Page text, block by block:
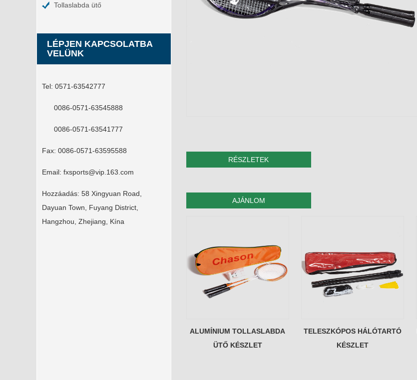
Tollaslabda ütő
LÉPJEN KAPCSOLATBA
VELÜNK
Tel: 0571-63542777
0086-0571-63545888
0086-0571-63541777
Fax: 0086-0571-63595588
Email: fxsports@vip.163.com
Hozzáadás: 58 Xingyuan Road,
Dayuan Town, Fuyang District,
Hangzhou, Zhejiang, Kína
RÉSZLETEK
AJÁNLOM
ALUMÍNIUM TOLLASLABDA
ÜTŐ KÉSZLET
TELESZKÓPOS HÁLÓTARTÓ
KÉSZLET